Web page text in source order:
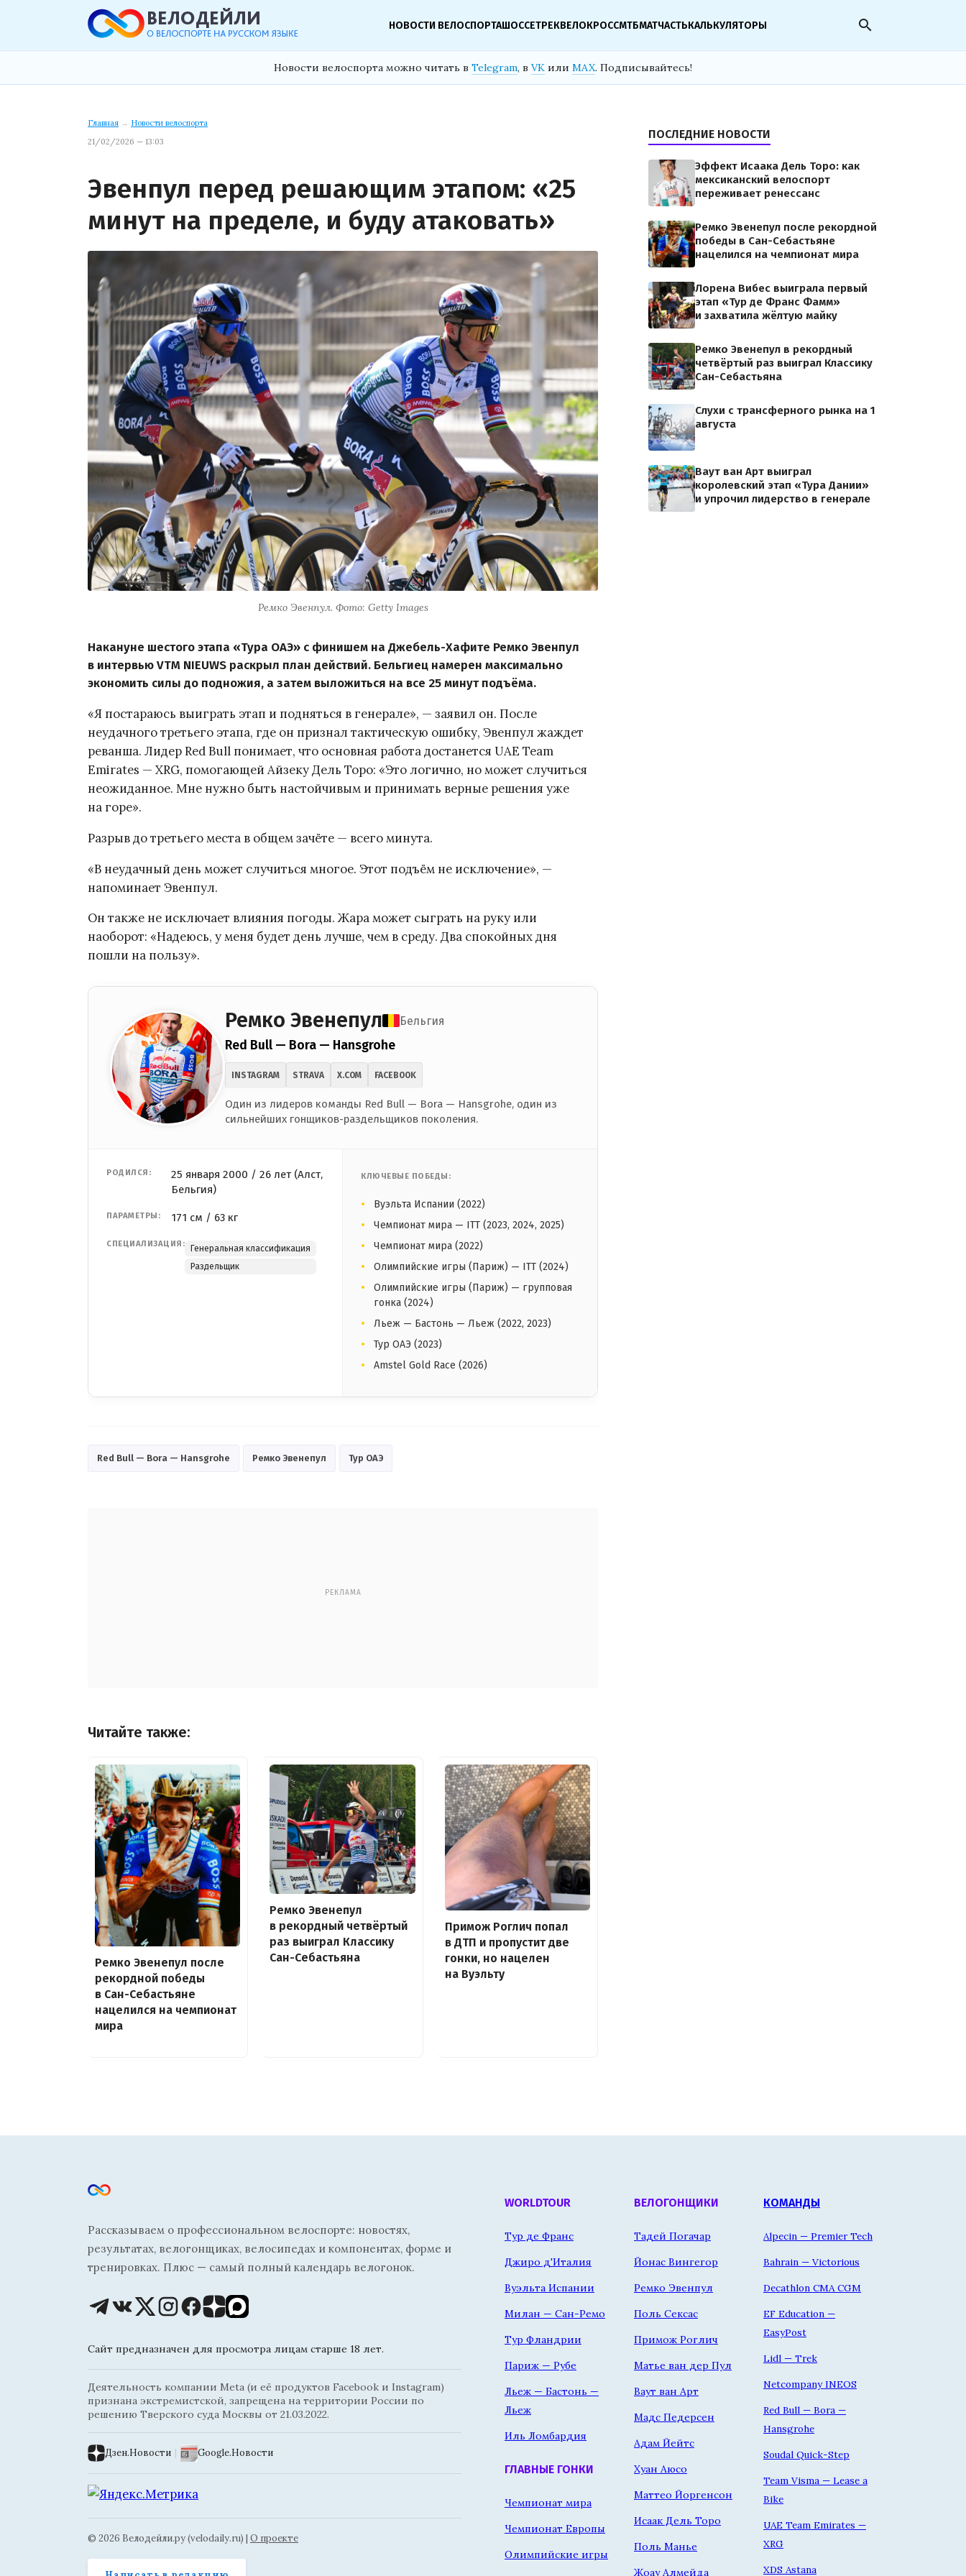
НОВОСТИ ВЕЛОСПОРТАШОССЕТРЕКВЕЛОКРОССМТБМАТЧАСТЬКАЛЬКУЛЯТОРЫ search
Новости велоспорта можно читать в Telegram, в VK или MAX. Подписывайтесь!
Главная → Новости велоспорта
21/02/2026 — 13:03
Эвенпул перед решающим этапом: «25
минут на пределе, и буду атаковать»
Ремко Эвенпул. Фото: Getty Images
Накануне шестого этапа «Тура ОАЭ» с финишем на Джебель-Хафите Ремко Эвенпул
в интервью VTM NIEUWS раскрыл план действий. Бельгиец намерен максимально
экономить силы до подножия, а затем выложиться на все 25 минут подъёма.
«Я постараюсь выиграть этап и подняться в генерале», — заявил он. После
неудачного третьего этапа, где он признал тактическую ошибку, Эвенпул жаждет
реванша. Лидер Red Bull понимает, что основная работа достанется UAE Team
Emirates — XRG, помогающей Айзеку Дель Торо: «Это логично, но может случиться
неожиданное. Мне нужно быть настойчивым и принимать верные решения уже
на горе».
Разрыв до третьего места в общем зачёте — всего минута.
«В неудачный день может случиться многое. Этот подъём не исключение», —
напоминает Эвенпул.
Он также не исключает влияния погоды. Жара может сыграть на руку или
наоборот: «Надеюсь, у меня будет день лучше, чем в среду. Два спокойных дня
пошли на пользу».
Ремко Эвенепул Бельгия
Red Bull — Bora — Hansgrohe
INSTAGRAM STRAVA X.COM FACEBOOK
Один из лидеров команды Red Bull — Bora — Hansgrohe, один из
сильнейших гонщиков-раздельщиков поколения.
РОДИЛСЯ:
25 января 2000 / 26 лет (Алст,
Бельгия)
ПАРАМЕТРЫ: 171 см / 63 кг
СПЕЦИАЛИЗАЦИЯ:
Генеральная классификация
Раздельщик
КЛЮЧЕВЫЕ ПОБЕДЫ:
Вуэльта Испании (2022)
Чемпионат мира — ITT (2023, 2024, 2025)
Чемпионат мира (2022)
Олимпийские игры (Париж) — ITT (2024)
Олимпийские игры (Париж) — групповая
гонка (2024)
Льеж — Бастонь — Льеж (2022, 2023)
Тур ОАЭ (2023)
Amstel Gold Race (2026)
Red Bull — Bora — Hansgrohe Ремко Эвенепул Тур ОАЭ
РЕКЛАМА
Читайте также:
Ремко Эвенепул после
рекордной победы
в Сан-Себастьяне
нацелился на чемпионат
мира
Ремко Эвенепул
в рекордный четвёртый
раз выиграл Классику
Сан-Себастьяна
Примож Роглич попал
в ДТП и пропустит две
гонки, но нацелен
на Вуэльту
ПОСЛЕДНИЕ НОВОСТИ
Эффект Исаака Дель Торо: как
мексиканский велоспорт
переживает ренессанс
Ремко Эвенепул после рекордной
победы в Сан-Себастьяне
нацелился на чемпионат мира
Лорена Вибес выиграла первый
этап «Тур де Франс Фамм»
и захватила жёлтую майку
Ремко Эвенепул в рекордный
четвёртый раз выиграл Классику
Сан-Себастьяна
Слухи с трансферного рынка на 1
августа
Ваут ван Арт выиграл
королевский этап «Тура Дании»
и упрочил лидерство в генерале
Рассказываем о профессиональном велоспорте: новостях,
результатах, велогонщиках, велосипедах и компонентах, форме и
тренировках. Плюс — самый полный календарь велогонок.
Сайт предназначен для просмотра лицам старше 18 лет.
Деятельность компании Meta (и её продуктов Facebook и Instagram)
признана экстремистской, запрещена на территории России по
решению Тверского суда Москвы от 21.03.2022.
Дзен.Новости | Google.Новости
© 2026 Велодейли.ру (velodaily.ru) | О проекте
WORLDTOUR
Тур де Франс
Джиро д'Италия
Вуэльта Испании
Милан — Сан-Ремо
Тур Фландрии
Париж — Рубе
Льеж — Бастонь —
Льеж
Иль Ломбардия
ГЛАВНЫЕ ГОНКИ
Чемпионат мира
Чемпионат Европы
Олимпийские игры
ВЕЛОГОНЩИКИ
Тадей Погачар
Йонас Вингегор
Ремко Эвенпул
Поль Сексас
Примож Роглич
Матье ван дер Пул
Ваут ван Арт
Мадс Педерсен
Адам Йейтс
Хуан Аюсо
Маттео Йоргенсон
Исаак Дель Торо
Поль Манье
Жоау Алмейда
КОМАНДЫ
Alpecin — Premier Tech
Bahrain — Victorious
Decathlon CMA CGM
EF Education —
EasyPost
Lidl — Trek
Netcompany INEOS
Red Bull — Bora —
Hansgrohe
Soudal Quick-Step
Team Visma — Lease a
Bike
UAE Team Emirates —
XRG
XDS Astana